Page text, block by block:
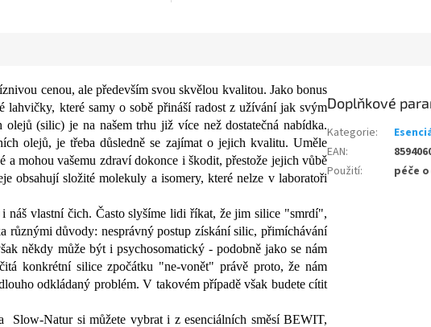
cenou, ale především svou skvělou kvalitou. Jako bonus
které samy o sobě přináší radost z užívání jak svým
olejů (silic) je na našem trhu již více než dostatečná nabídka.
olejů, je třeba důsledně se zajímat o jejich kvalitu. Uměle
a mohou vašemu zdraví dokonce i škodit, přestože jejich vůbě
obsahují složité molekuly a isomery, které nelze v laboratoři
náš vlastní čich. Často slyšíme lidi říkat, že jim silice "smrdí",
různými důvody: nesprávný postup získání silic, přimíchávání
někdy může být i psychosomatický - podobně jako se nám
konkrétní silice zpočátku "ne-vonět" právě proto, že nám
odkládaný problém. V takovém případě však budete cítit
Natur si můžete vybrat i z esenciálních směsí BEWIT,
Doplňkové
Kategorie:
EAN:
Použití: péče